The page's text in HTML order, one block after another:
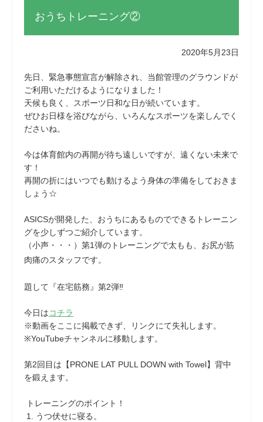
おうちトレーニング②
2020年5月23日
先日、緊急事態宣言が解除され、当館管理のグラウンドが
ご利用いただけるようになりました！
天候も良く、スポーツ日和な日が続いています。
ぜひお日様を浴びながら、いろんなスポーツを楽しんでく
ださいね。
今は体育館内の再開が待ち遠しいですが、遠くない未来で
す！
再開の折にはいつでも動けるよう身体の準備をしておきま
しょう☆
ASICSが開発した、おうちにあるものでできるトレーニン
グを少しずつご紹介しています。
（小声・・・）第1弾のトレーニングで太もも、お尻が筋
肉痛のスタッフです。
題して『在宅筋務』第2弾‼
今日はコチラ
※動画をここに掲載できず、リンクにて失礼します。
※YouTubeチャンネルに移動します。
第2回目は【PRONE LAT PULL DOWN with Towel】背中
を鍛えます。
トレーニングのポイント！
1. うつ伏せに寝る。